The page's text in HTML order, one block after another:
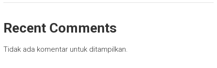
Recent Comments
Tidak ada komentar untuk ditampilkan.